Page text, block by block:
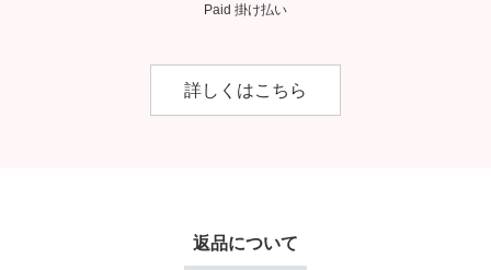
Paid 掛け払い
詳しくはこちら
返品について